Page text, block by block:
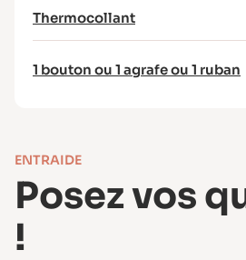
Thermocollant
1 bouton ou 1 agrafe ou 1 ruban
ENTRAIDE
Posez vos
!